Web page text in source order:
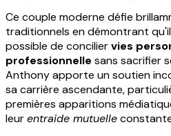
Ce couple moderne défie
traditionnels en démontrant
possible de conciliervies
professionnelle sans sacrifier
Anthony apporte un soutien
sa carrière ascendante,
premières apparitions
leurentraide mutuelle